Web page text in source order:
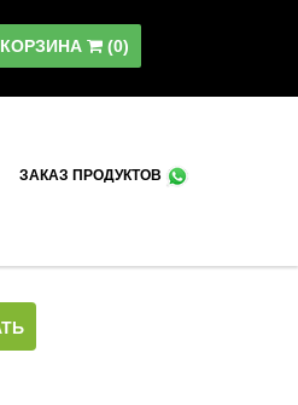
КОРЗИНА (0)
ЗАКАЗ ПРОДУКТОВ